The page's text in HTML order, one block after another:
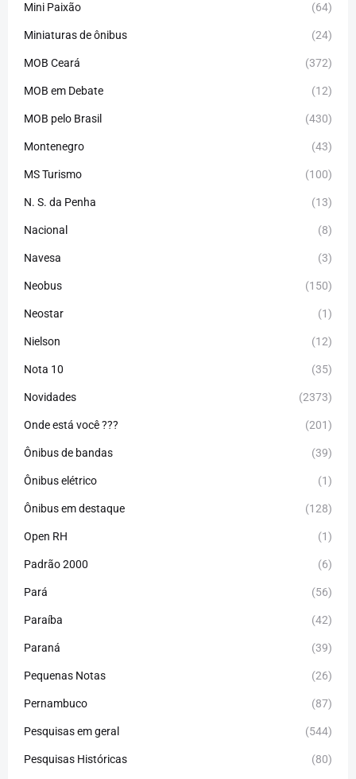
Mini Paixão (64)
Miniaturas de ônibus (24)
MOB Ceará (372)
MOB em Debate (12)
MOB pelo Brasil (430)
Montenegro (43)
MS Turismo (100)
N. S. da Penha (13)
Nacional (8)
Navesa (3)
Neobus (150)
Neostar (1)
Nielson (12)
Nota 10 (35)
Novidades (2373)
Onde está você ??? (201)
Ônibus de bandas (39)
Ônibus elétrico (1)
Ônibus em destaque (128)
Open RH (1)
Padrão 2000 (6)
Pará (56)
Paraíba (42)
Paraná (39)
Pequenas Notas (26)
Pernambuco (87)
Pesquisas em geral (544)
Pesquisas Históricas (80)